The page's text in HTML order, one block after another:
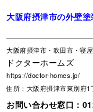
大阪府摂津市の外壁塗
大阪府摂津市・吹田市・寝
ドクターホームズ
https://doctor-homes.jp/
住所：大阪府摂津市東別府
お問い合わせ窓口：